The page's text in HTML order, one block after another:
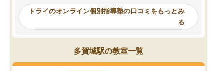
ったんですが、学生の先生から学ぶこ
み、徐々に成績が上がったらいいなと
思っていました。何が今足りないのか
を的確に指導いただき、子どももびっ
くりするほど楽しんでやる気を持って
塾を受けています。狙い通り、少しず
らないところをピンポイ
頂いて、とてもわかり
していました。一生を
スト、多少お金がかかっ
トライのオンライン個別指導塾の口コミをもっとみ
る
多賀城駅の教室一覧